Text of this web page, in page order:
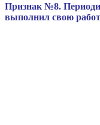
Признак №8.
выполнил свою